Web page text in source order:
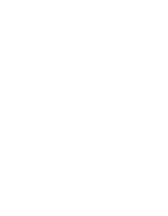
Bao da iPad Air
Bao da iPad